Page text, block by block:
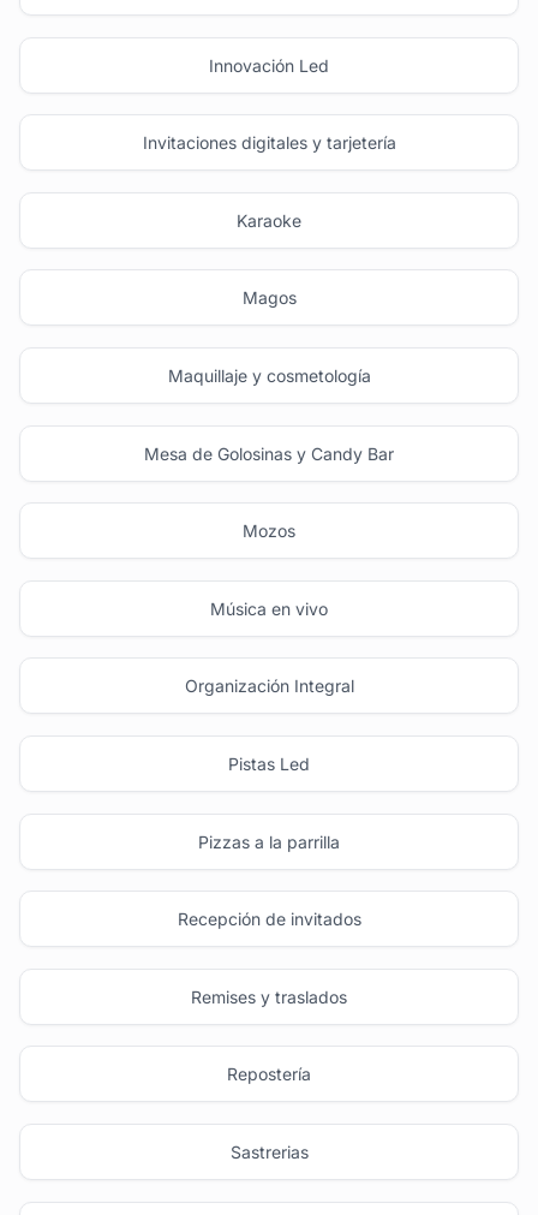
Innovación Led
Invitaciones digitales y tarjetería
Karaoke
Magos
Maquillaje y cosmetología
Mesa de Golosinas y Candy Bar
Mozos
Música en vivo
Organización Integral
Pistas Led
Pizzas a la parrilla
Recepción de invitados
Remises y traslados
Repostería
Sastrerias